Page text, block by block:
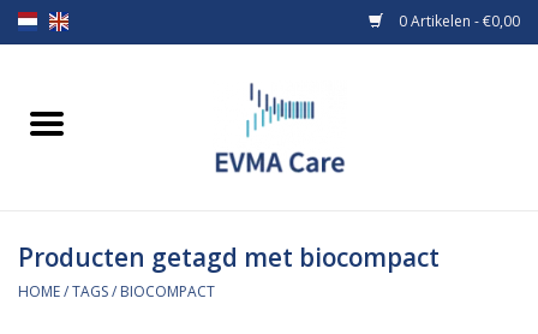
0 Artikelen - €0,00
Home
Borstvoeding
Producten getagd met biocompact
HOME/TAGS/ BIOCOMPACT